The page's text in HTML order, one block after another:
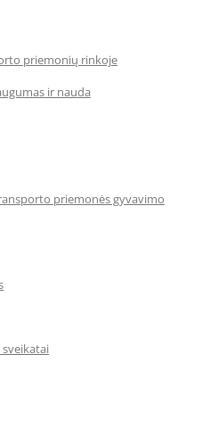
priemonių rinkoje
ir nauda
priemonės gyvavimo